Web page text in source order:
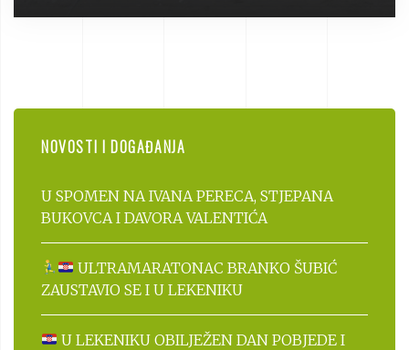
NOVOSTI I DOGAĐANJA
U SPOMEN NA IVANA PERECA, STJEPANA
BUKOVCA I DAVORA VALENTIĆA
ULTRAMARATONAC BRANKO ŠUBIĆ
ZAUSTAVIO SE I U LEKENIKU
U LEKENIKU OBILJEŽEN DAN POBJEDE I